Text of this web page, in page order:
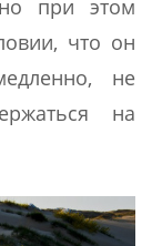
при этом
что он
не
на